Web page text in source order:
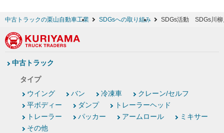
中古トラックの栗山自動車工業 SDGsへの取り組み SDGs活動 SDGs川柳
中古トラック
タイプ
ウイング
バン 冷凍車
クレーン/セルフ
平ボディー
ダンプ
トレーラーヘッド
トレーラー
パッカー アームロール
ミキサー
その他